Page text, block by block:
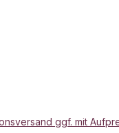
ggf. mit